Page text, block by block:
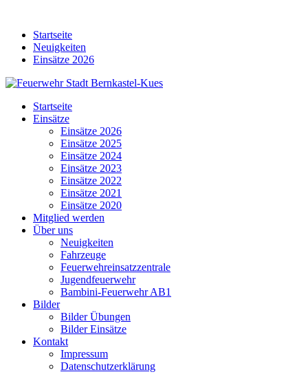
contentStartseite
Neuigkeiten
Einsätze 2026
Startseite
Einsätze
Einsätze 2026
Einsätze 2025
Einsätze 2024
Einsätze 2023
Einsätze 2022
Einsätze 2021
Einsätze 2020
Mitglied werden
Über uns
Neuigkeiten
Fahrzeuge
Feuerwehreinsatzzentrale
Jugendfeuerwehr
Bambini-Feuerwehr AB1
Bilder
Bilder Übungen
Bilder Einsätze
Kontakt
Impressum
Datenschutzerklärung